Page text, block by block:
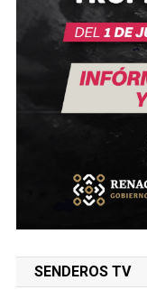
SENDEROS TV